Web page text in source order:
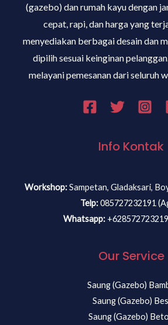
(gazebo) dan rumah kayu dengan
cepat, rapi, dan harga yang
menyediakan berbagai desain dan
dipilih sesuai keinginan
melayani pemesanan dari seluruh
Info Kontak
Workshop:Sampetan, Gladaksari,
Telp:085727232191
Whatsapp:
Our Service
Saung (Gazebo)
Saung (Gazebo)
Saung (Gazebo)